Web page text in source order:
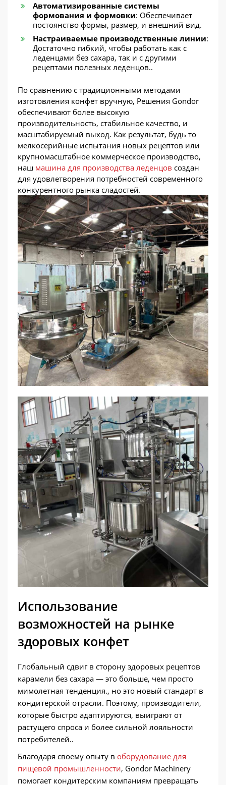
Автоматизированные системы
формования и формовки: Обеспечивает
постоянство формы, размер, и внешний вид.
Настраиваемые производственные линии:
Достаточно гибкий, чтобы работать как с
леденцами без сахара, так и с другими
рецептами полезных леденцов..
По сравнению с традиционными методами
изготовления конфет вручную, Решения Gondor
обеспечивают более высокую
производительность, стабильное качество, и
масштабируемый выход. Как результат, будь то
мелкосерийные испытания новых рецептов или
крупномасштабное коммерческое производство,
наш машина для производства леденцов создан
для удовлетворения потребностей современного
конкурентного рынка сладостей.
Использование
возможностей на рынке
здоровых конфет
Глобальный сдвиг в сторону здоровых рецептов
карамели без сахара — это больше, чем просто
мимолетная тенденция., но это новый стандарт в
кондитерской отрасли. Поэтому, производители,
которые быстро адаптируются, выиграют от
растущего спроса и более сильной лояльности
потребителей..
Благодаря своему опыту в оборудование для
пищевой промышленности, Gondor Machinery
помогает кондитерским компаниям превращать